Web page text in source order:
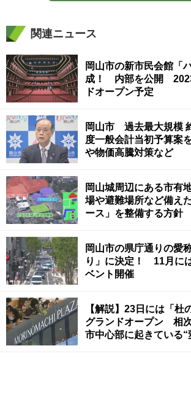
関連ニュース
岡山市の新市民会館「
成！ 内部を公開
ドオープン予定
岡山市 過去最大規模
度一般会計当初予算案
や物価高騰対策など
岡山城周辺にある市
場や避難場所など備え
ース」を整備する方針
岡山市の県庁通りの愛
り」に決定！ 11月に
ベント開催
【解説】23日には「杜
グランドオープン 相
市中心部に起きている“